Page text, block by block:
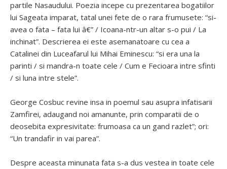
partile Nasaudului. Poezia incepe cu prezentarea bogatiilor
lui Sageata imparat, tatal unei fete de o rara frumusete: “si-
avea o fata – fata lui â€” / Icoana-ntr-un altar s-o pui / La
inchinat”. Descrierea ei este asemanatoare cu cea a
Catalinei din Luceafarul lui Mihai Eminescu: “si era una la
parinti / si mandra-n toate cele / Cum e Fecioara intre sfinti
/ si luna intre stele”.
George Cosbuc revine insa in poemul sau asupra infatisarii
Zamfirei, adaugand noi amanunte, prin comparatii de o
deosebita expresivitate: frumoasa ca un gand razlet”; ori:
“Un trandafir in vai parea”.
Despre aceasta minunata fata s-a dus vestea in toate cele